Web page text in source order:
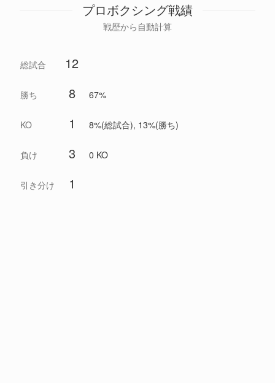
プロボクシング戦績
戦歴から自動計算
総試合 12
勝ち 8 67%
KO 1 8%(総試合), 13%(勝ち)
負け 3 0 KO
引き分け 1